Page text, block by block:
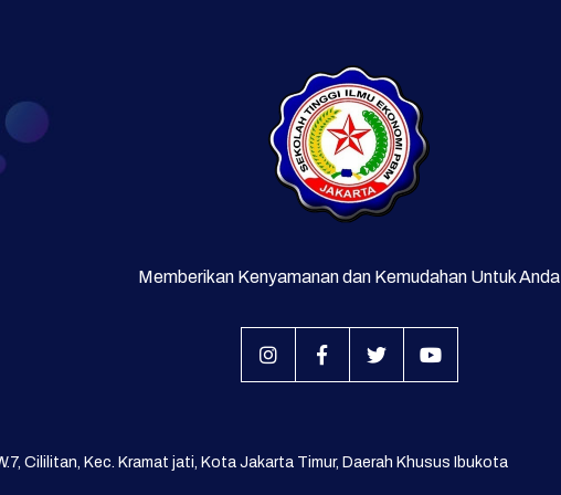
Memberikan Kenyamanan dan Kemudahan Untuk Anda
Cililitan, Kec. Kramat jati, Kota Jakarta Timur, Daerah Khusus Ibukota